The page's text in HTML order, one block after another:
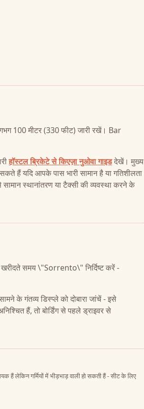
100 मीटर (330 फीट) जारी रखें। Bar
हॉस्टल ब्रिकेटे से किएज़ा नुओवा गाइडदेखें। मुख्य
हैं यदि आपके पास भारी सामान है या गतिशीलता
स्थानांतरण या टैक्सी की व्यवस्था करने के
समय \"Sorrento\" निर्दिष्ट करें -
के गंतव्य डिस्प्ले को दोबारा जांचें - इसे
हैं, तो बोर्डिंग से पहले ड्राइवर से
हैं लेकिन गर्मियों में भीड़भाड़ वाली हो सकती हैं - सीट के लिए